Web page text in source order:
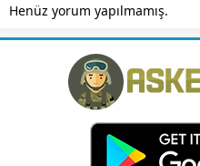
Henüz yorum yapılmamış.